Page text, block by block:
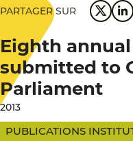
PARTAGER SUR
Eighth
submitted to
Parliament
2013
PUBLICATIONS